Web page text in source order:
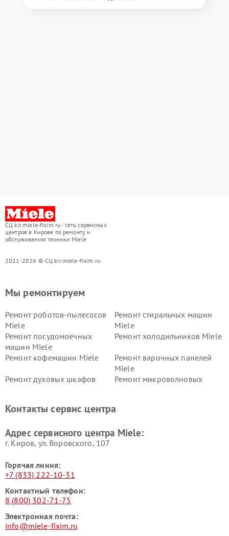
СЦ kir.miele-fixim.ru - сеть сервисных
центров в Кирове по ремонту и
обслуживанию техники Miele
2021-2026 © СЦ kir.miele-fixim.ru
Мы ремонтируем
Ремонт роботов-пылесосов
Miele
Ремонт стиральных машин
Miele
Ремонт посудомоечных
машин Miele
Ремонт холодильников Miele
Ремонт кофемашин Miele
Ремонт варочных панелей
Miele
Ремонт духовых шкафов
Ремонт микроволновых
Miele
Miele
пылесосов Miele
Контакты сервис центра
Адрес сервисного центра Miele:
г. Киров, ул. Воровского, 107
Горячая линия:
+7 (833) 222-10-31
Контактный телефон:
8 (800) 302-71-75
Электронная почта:
info@miele-fixim.ru